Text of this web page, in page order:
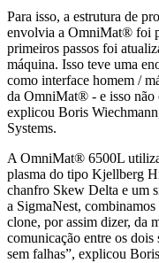
Para isso, a estrutura de
envolvia a OmniMat® foi
primeiros passos foi
máquina. Isso teve uma
como interface homem /
da OmniMat® - e isso não
explicou Boris
Systems.
A OmniMat® 6500L
plasma do tipo Kjellberg
chanfro Skew Delta e um
a SigmaNest,
clone, por assim dizer, da
comunicação entre os dois
sem falhas”, explicou